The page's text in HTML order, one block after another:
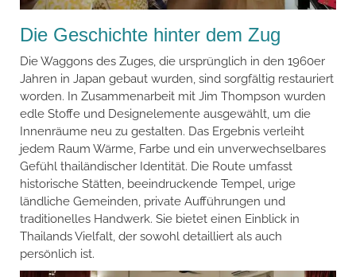
Die Geschichte hinter dem Zug
Die Waggons des Zuges, die ursprünglich in den 1960er
Jahren in Japan gebaut wurden, sind sorgfältig restauriert
worden. In Zusammenarbeit mit Jim Thompson wurden
edle Stoffe und Designelemente ausgewählt, um die
Innenräume neu zu gestalten. Das Ergebnis verleiht
jedem Raum Wärme, Farbe und ein unverwechselbares
Gefühl thailändischer Identität. Die Route umfasst
historische Stätten, beeindruckende Tempel, urige
ländliche Gemeinden, private Aufführungen und
traditionelles Handwerk. Sie bietet einen Einblick in
Thailands Vielfalt, der sowohl detailliert als auch
persönlich ist.